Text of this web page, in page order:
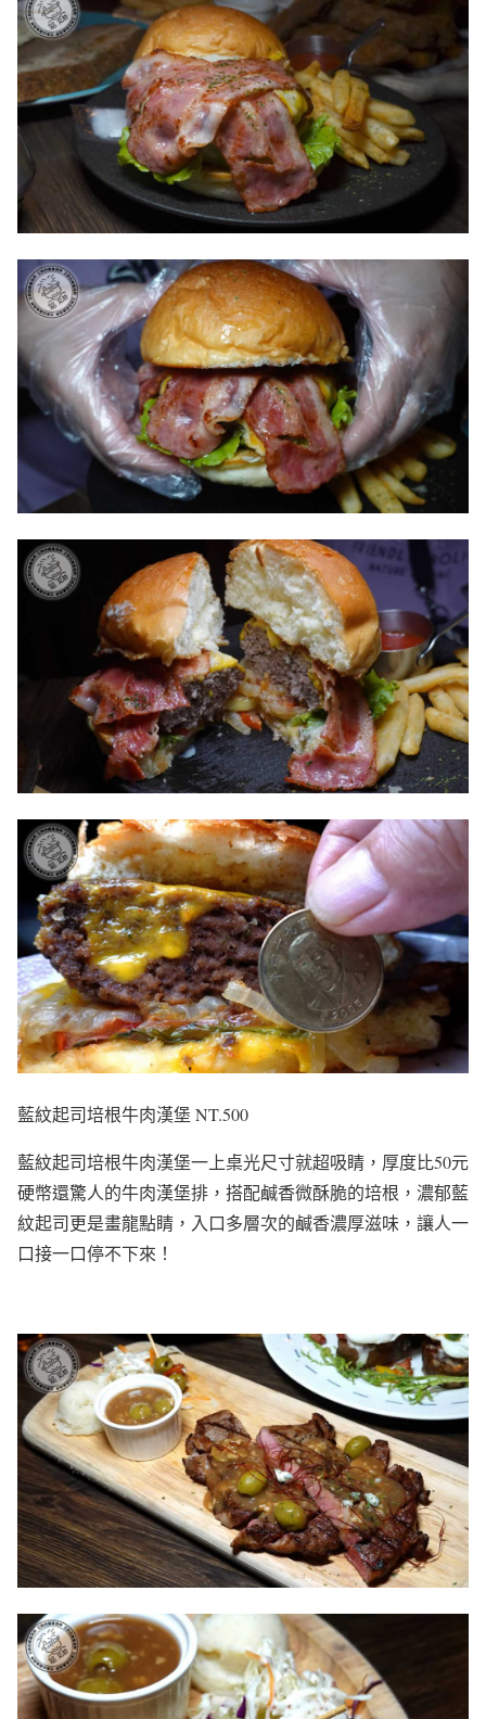
藍紋起司培根牛肉漢堡 NT.500
藍紋起司培根牛肉漢堡一上桌光尺寸就超吸睛，厚度比50元
硬幣還驚人的牛肉漢堡排，搭配鹹香微酥脆的培根，濃郁藍
紋起司更是畫龍點睛，入口多層次的鹹香濃厚滋味，讓人一
口接一口停不下來！